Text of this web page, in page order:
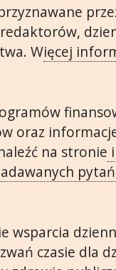
redaktorów,
Więcej
oraz
na stronie i
wsparcia
czasie dla